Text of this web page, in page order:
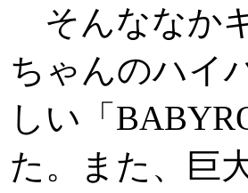
そんななか
ちゃんのハイ
しい「
た。また、巨